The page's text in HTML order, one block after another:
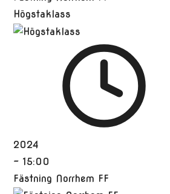
Högstaklass
2024
- 15:00
Fästning Norrhem FF